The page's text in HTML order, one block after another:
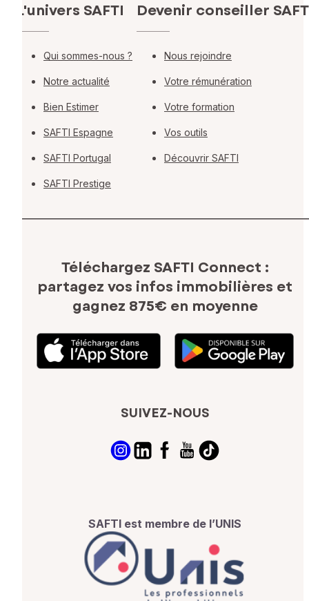
L'univers SAFTI
Qui sommes-nous ?
Notre actualité
Bien Estimer
SAFTI Espagne
SAFTI Portugal
SAFTI Prestige
Devenir conseiller
Nous rejoindre
Votre rémunération
Votre formation
Vos outils
Découvrir SAFTI
Téléchargez SAFTI Connect :
partagez vos infos immobilières et
gagnez 875€ en moyenne
SUIVEZ-NOUS
SAFTI est membre de l’UNIS